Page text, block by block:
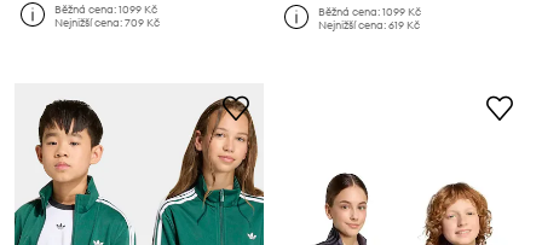
Běžná cena:1099 Kč
Nejnižší cena:709 Kč
Běžná cena:1099 Kč
Nejnižší cena:619 Kč